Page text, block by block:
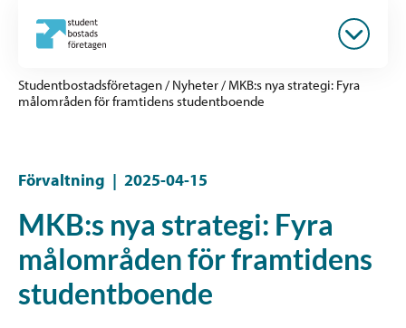
Studentbostadsföretagen/ Nyheter/ MKB:s nya strategi: Fyra
målområden för framtidens studentboende
Förvaltning | 2025-04-15
MKB:s nya strategi: Fyra
målområden för framtidens
studentboende